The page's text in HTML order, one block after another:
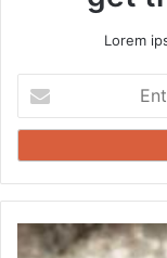
Lorem
your
Email
राजनीतिक